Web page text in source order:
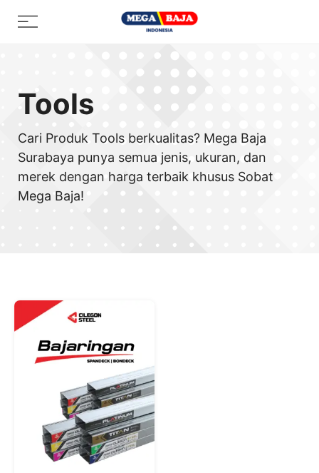
Menu
Tools
Cari Produk Tools berkualitas? Mega Baja
Surabaya punya semua jenis, ukuran, dan
merek dengan harga terbaik khusus Sobat
Mega Baja!